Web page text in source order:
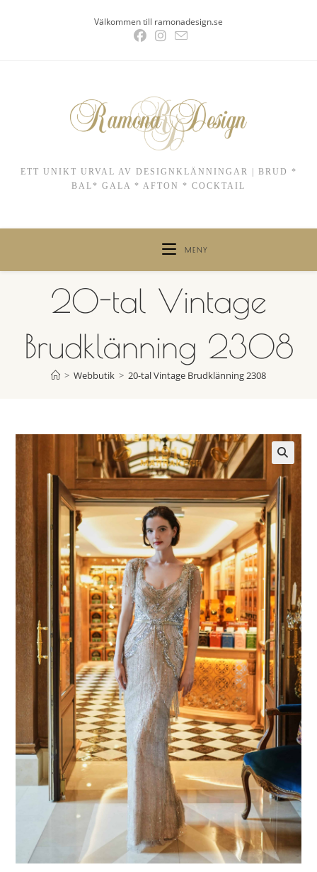
Välkommen till ramonadesign.se
ETT UNIKT URVAL AV DESIGNKLÄNNINGAR | BRUD *
BAL* GALA * AFTON * COCKTAIL
MENY
20-tal Vintage
Brudklänning 2308
> Webbutik > 20-tal Vintage Brudklänning 2308